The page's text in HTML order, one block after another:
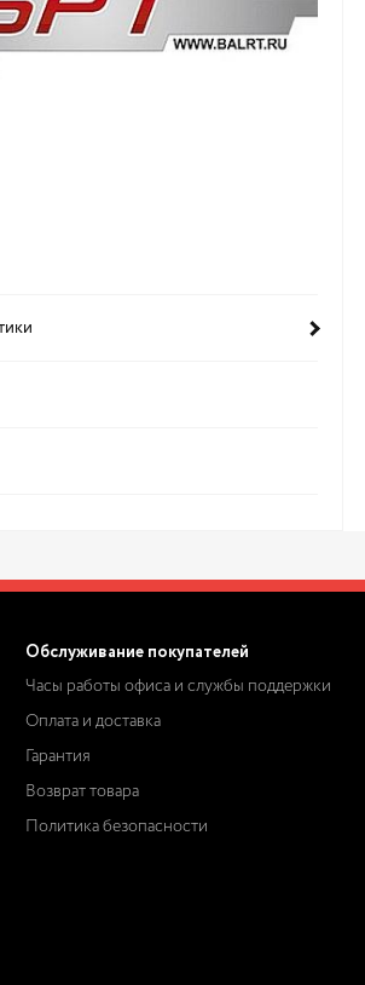
Обслуживание покупателей
Часы работы офиса и службы поддержки
Оплата и доставка
Гарантия
Возврат товара
Политика безопасности